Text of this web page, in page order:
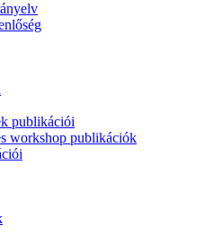
publikációi
workshop publikációk